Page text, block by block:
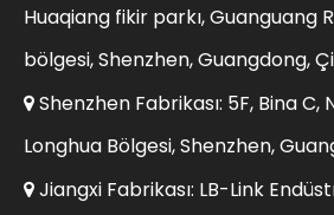
Huaqiang fikir parkı, Guanguang
bölgesi, Shenzhen, Guangdong,
 Shenzhen Fabrikası: 5F, Bina C,
Longhua Bölgesi, Shenzhen,
 Jiangxi Fabrikası: LB-Link